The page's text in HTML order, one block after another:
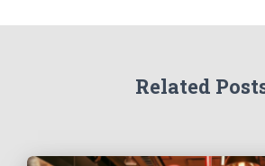
Related